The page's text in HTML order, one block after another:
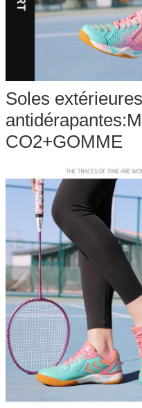
Soles extérieures
CO2+GOMME